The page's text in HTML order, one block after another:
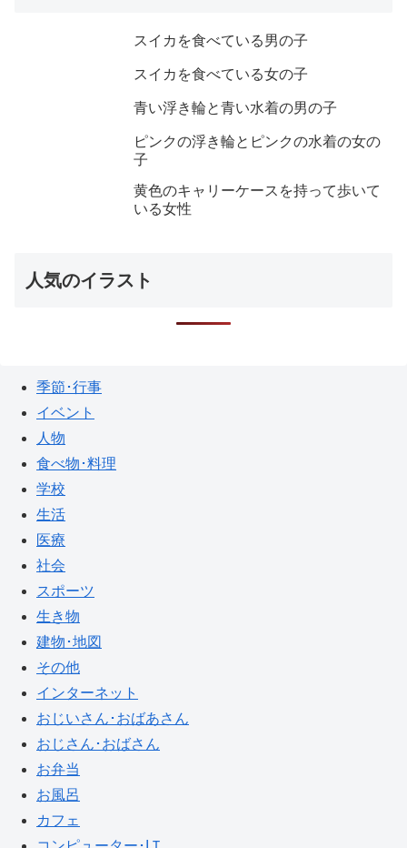
スイカを食べている男の子
スイカを食べている女の子
青い浮き輪と青い水着の男の子
ピンクの浮き輪とピンクの水着の女の
子
黄色のキャリーケースを持って歩いて
いる女性
人気のイラスト
季節･行事
イベント
人物
食べ物･料理
学校
生活
医療
社会
スポーツ
生き物
建物･地図
その他
インターネット
おじいさん･おばあさん
おじさん･おばさん
お弁当
お風呂
カフェ